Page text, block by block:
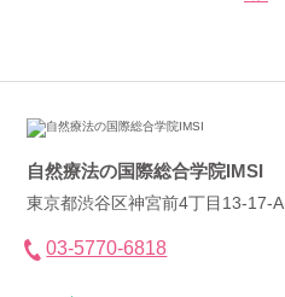
自然療法の国際総合学院IMSI
東京都渋谷区神宮前4丁目13-17-A
03-5770-6818